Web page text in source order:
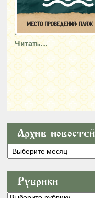
Читать…
Архив новостей
Архив
новостей
Рубрики